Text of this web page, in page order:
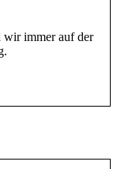
immer auf der